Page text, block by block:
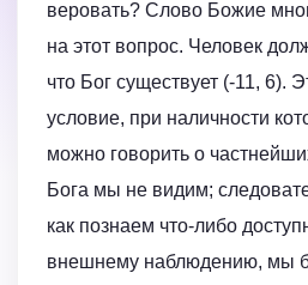
веровать? Слово Божие
на этот вопрос. Человек
что Бог существует (-11, 6).
условие, при наличности
можно говорить о
Бога мы не видим;
как познаем что-либо
внешнему наблюдению, мы